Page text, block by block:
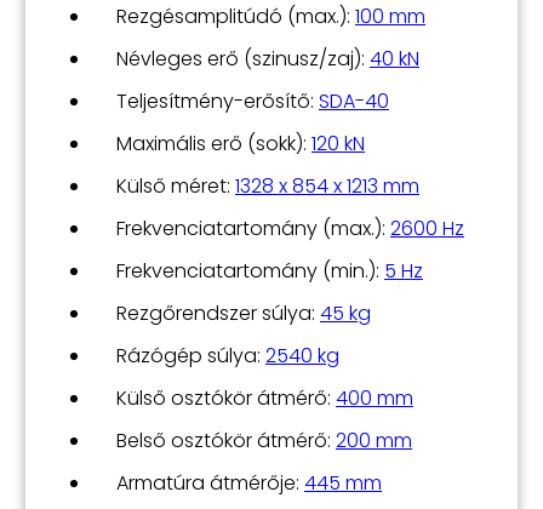
Rezgésamplitúdó (max.): 100 mm
Névleges erő (szinusz/zaj): 40 kN
Teljesítmény-erősítő: SDA-40
Maximális erő (sokk): 120 kN
Külső méret: 1328 x 854 x 1213 mm
Frekvenciatartomány (max.): 2600 Hz
Frekvenciatartomány (min.): 5 Hz
Rezgőrendszer súlya: 45 kg
Rázógép súlya: 2540 kg
Külső osztókör átmérő: 400 mm
Belső osztókör átmérő: 200 mm
Armatúra átmérője: 445 mm